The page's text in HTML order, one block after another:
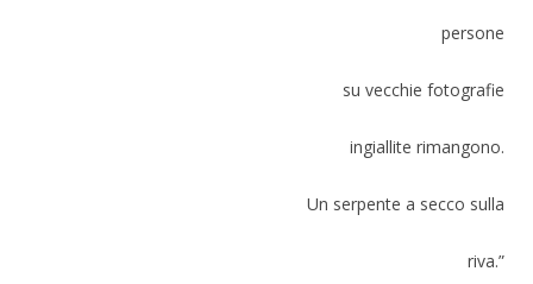
persone
su vecchie fotografie
ingiallite rimangono.
Un serpente a secco sulla
riva.”